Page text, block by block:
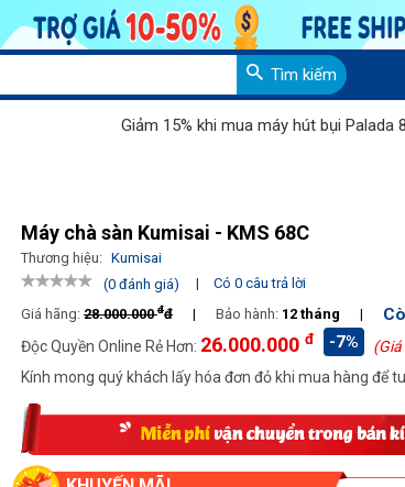
Tìm kiếm
Giảm 15% khi mua máy hút bụi Palada 802J-3
Máy chà sàn Kumisai - KMS 68C
Thương hiệu: Kumisai
(0 đánh giá)
|
Có 0 câu trả lời
Giá hãng: 28.000.000đđ | Bảo hành: 12 tháng |
Độc Quyền Online Rẻ Hơn: 26.000.000 đ -7%
Kính mong quý khách lấy hóa đơn đỏ khi mua hàng để